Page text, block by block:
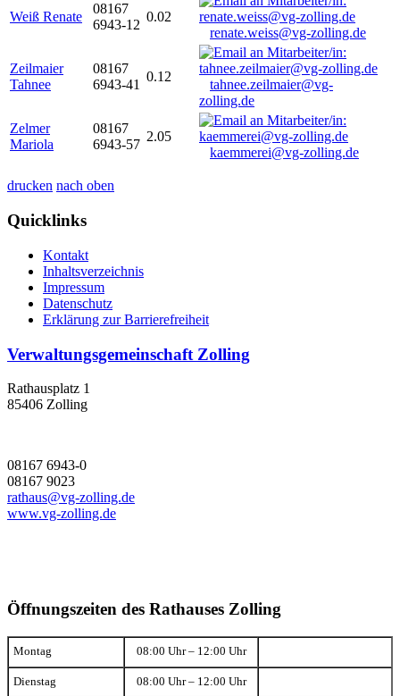
Weiß Renate
08167
6943-12
0.02
renate.weiss@vg-zolling.de
Zeilmaier
Tahnee
08167
6943-41
0.12
tahnee.zeilmaier@vg-
zolling.de
Zelmer
Mariola
08167
6943-57
2.05
kaemmerei@vg-zolling.de
drucken nach oben
Quicklinks
Kontakt
Inhaltsverzeichnis
Impressum
Datenschutz
Erklärung zur Barrierefreiheit
Verwaltungsgemeinschaft Zolling
Rathausplatz 1
85406 Zolling
08167 6943-0
08167 9023
rathaus@vg-zolling.de
www.vg-zolling.de
Öffnungszeiten des Rathauses Zolling
Montag 08:00 Uhr – 12:00 Uhr
Dienstag 08:00 Uhr – 12:00 Uhr